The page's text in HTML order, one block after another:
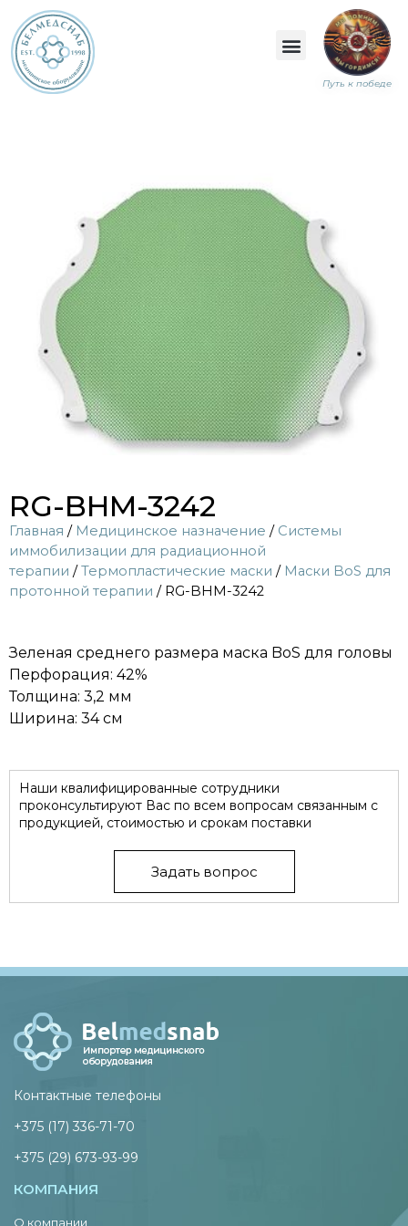
Путь к победе
RG-BHM-3242
Главная / Медицинское назначение / Системы
иммобилизации для радиационной
терапии / Термопластические маски / Маски BoS для
протонной терапии / RG-BHM-3242
Зеленая среднего размера маска BoS для головы
Перфорация: 42%
Толщина: 3,2 мм
Ширина: 34 см
Наши квалифицированные сотрудники
проконсультируют Вас по всем вопросам связанным с
продукцией, стоимостью и срокам поставки
Задать вопрос
Контактные телефоны
+375 (17) 336-71-70
+375 (29) 673-93-99
КОМПАНИЯ
О компании